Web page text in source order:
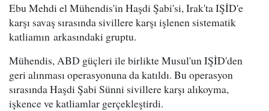
Ebu Mehdi el Mühendis'in Haşdi Şabi'si, Irak'ta IŞİD'e
karşı savaş sırasında sivillere karşı işlenen sistematik
katliamın arkasındaki gruptu.
Mühendis, ABD güçleri ile birlikte Musul'un IŞİD'den
geri alınması operasyonuna da katıldı. Bu operasyon
sırasında Haşdi Şabi Sünni sivillere karşı alıkoyma,
işkence ve katliamlar gerçekleştirdi.